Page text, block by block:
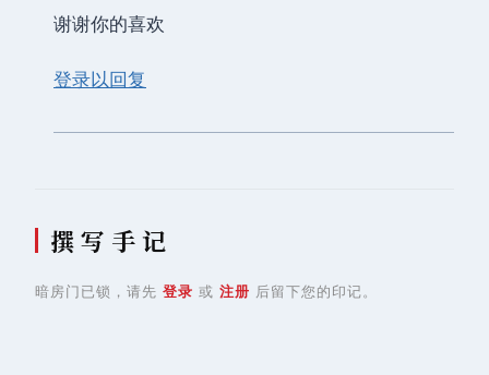
谢谢你的喜欢
登录以回复
撰 写 手 记
暗房门已锁，请先 登录 或 注册 后留下您的印记。